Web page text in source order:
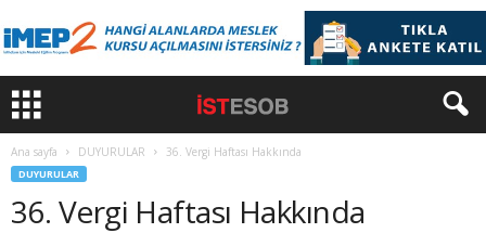
Ana sayfa DUYURULAR 36. Vergi Haftası Hakkında
DUYURULAR
36. Vergi Haftası Hakkında